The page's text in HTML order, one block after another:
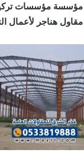
مؤسسات
هناجر لأعمال